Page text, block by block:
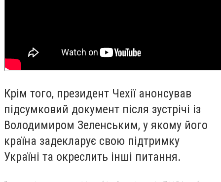
Крім того, президент Чехії анонсував
підсумковий документ після зустрічі із
Володимиром Зеленським, у якому його
країна задекларує свою підтримку
Україні та окреслить інші питання.